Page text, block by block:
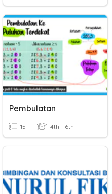
Pembulatan
15 T 4th - 6th